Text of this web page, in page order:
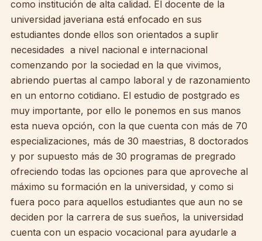
como institución de alta calidad. El docente de la
universidad javeriana está enfocado en sus
estudiantes donde ellos son orientados a suplir
necesidades a nivel nacional e internacional
comenzando por la sociedad en la que vivimos,
abriendo puertas al campo laboral y de razonamiento
en un entorno cotidiano. El estudio de postgrado es
muy importante, por ello le ponemos en sus manos
esta nueva opción, con la que cuenta con más de 70
especializaciones, más de 30 maestrias, 8 doctorados
y por supuesto más de 30 programas de pregrado
ofreciendo todas las opciones para que aproveche al
máximo su formación en la universidad, y como si
fuera poco para aquellos estudiantes que aun no se
deciden por la carrera de sus sueños, la universidad
cuenta con un espacio vocacional para ayudarle a